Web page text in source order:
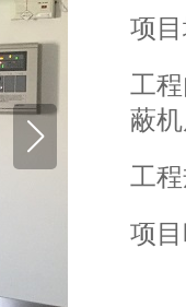
项
工
蔽
工
项